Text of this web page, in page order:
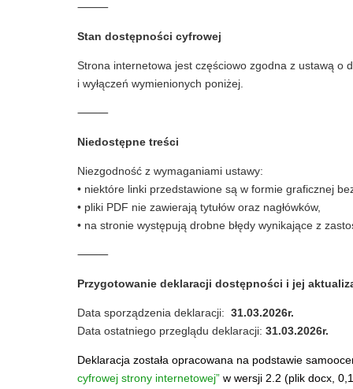
⸻
Stan dostępności cyfrowej
Strona internetowa jest częściowo zgodna z ustawą o
i wyłączeń wymienionych poniżej.
⸻
Niedostępne treści
Niezgodność z wymaganiami ustawy:
• niektóre linki przedstawione są w formie graficznej
• pliki PDF nie zawierają tytułów oraz nagłówków,
• na stronie występują drobne błędy wynikające z
⸻
Przygotowanie deklaracji dostępności i jej
Data sporządzenia deklaracji: 31.03.2026r.
Data ostatniego przeglądu deklaracji: 31.03.2026r.
Deklaracja została opracowana na podstawie
cyfrowej strony internetowej” w wersji 2.2 (plik docx,